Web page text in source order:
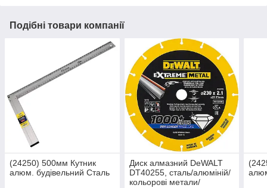
Подібні товари компанії
(24250) 500мм Кутник
алюм. будівельний Сталь
Диск алмазний DeWALT
DT40255, сталь/алюміній/
кольорові метали/